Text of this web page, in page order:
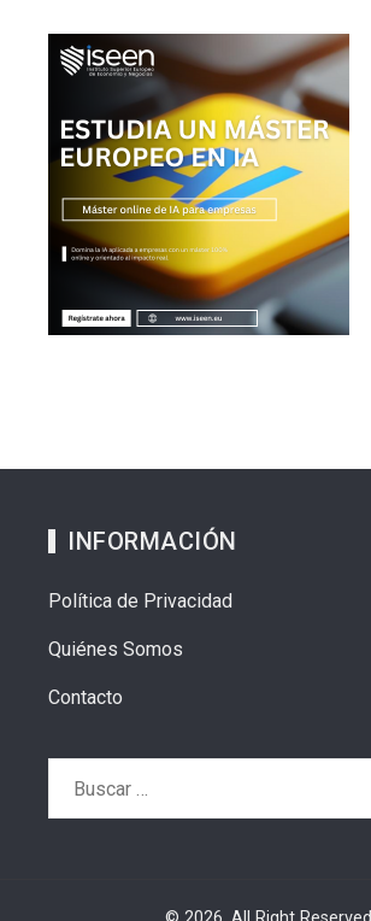
INFORMACIÓN
Política de Privacidad
Quiénes Somos
Contacto